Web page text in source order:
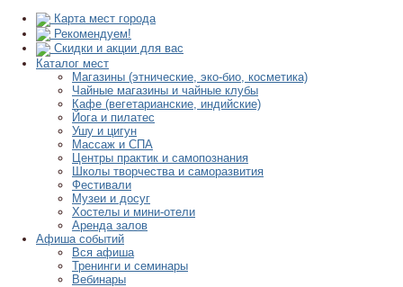
Карта мест города
Рекомендуем!
Скидки и акции для вас
Каталог мест
Магазины (этнические, эко-био, косметика)
Чайные магазины и чайные клубы
Кафе (вегетарианские, индийские)
Йога и пилатес
Ушу и цигун
Массаж и СПА
Центры практик и самопознания
Школы творчества и саморазвития
Фестивали
Музеи и досуг
Хостелы и мини-отели
Аренда залов
Афиша событий
Вся афиша
Тренинги и семинары
Вебинары